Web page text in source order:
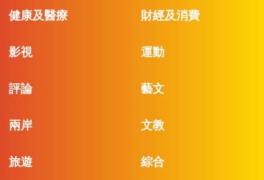
健康及醫療 財經及消費
影視 運動
評論 藝文
兩岸 文教
旅遊 綜合